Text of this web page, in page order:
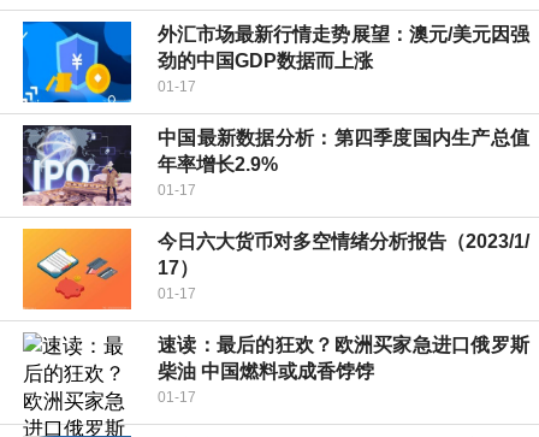
外汇市场最新行情走势展望：澳元/美元因强
劲的中国GDP数据而上涨
01-17
中国最新数据分析：第四季度国内生产总值
年率增长2.9%
01-17
今日六大货币对多空情绪分析报告（2023/1/
17）
01-17
速读：最后的狂欢？欧洲买家急进口俄罗斯
柴油 中国燃料或成香饽饽
01-17